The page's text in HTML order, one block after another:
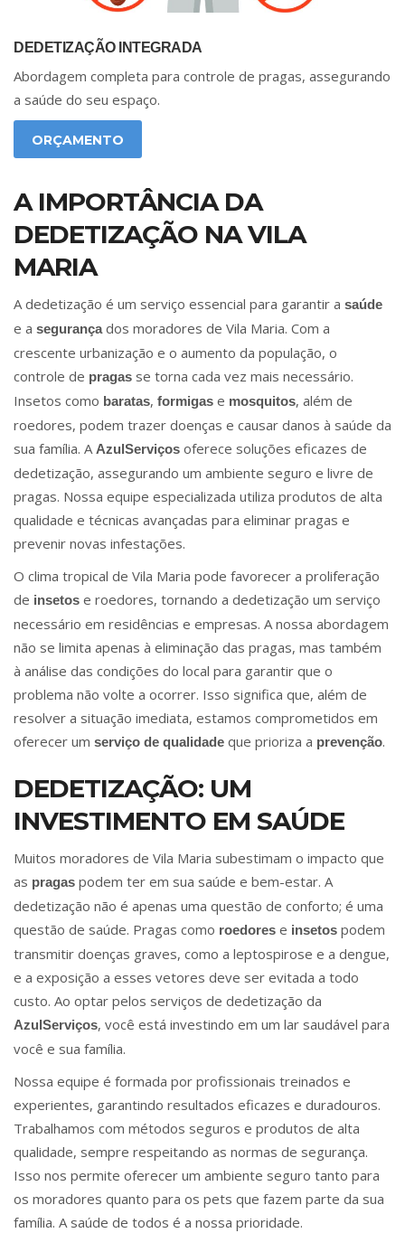
DEDETIZAÇÃO INTEGRADA
Abordagem completa para controle de pragas, assegurando
a saúde do seu espaço.
ORÇAMENTO
A IMPORTÂNCIA DA
DEDETIZAÇÃO NA VILA
MARIA
A dedetização é um serviço essencial para garantir a saúde
e a segurançados moradores de Vila Maria. Com a
crescente urbanização e o aumento da população, o
controle de pragas se torna cada vez mais necessário.
Insetos como baratas, formigas e mosquitos, além de
roedores, podem trazer doenças e causar danos à saúde da
sua família. A AzulServiços oferece soluções eficazes de
dedetização, assegurando um ambiente seguro e livre de
pragas. Nossa equipe especializada utiliza produtos de alta
qualidade e técnicas avançadas para eliminar pragas e
prevenir novas infestações.
O clima tropical de Vila Maria pode favorecer a proliferação
de insetos e roedores, tornando a dedetização um serviço
necessário em residências e empresas. A nossa abordagem
não se limita apenas à eliminação das pragas, mas também
à análise das condições do local para garantir que o
problema não volte a ocorrer. Isso significa que, além de
resolver a situação imediata, estamos comprometidos em
oferecer um serviço de qualidade que prioriza a prevenção.
DEDETIZAÇÃO: UM
INVESTIMENTO EM SAÚDE
Muitos moradores de Vila Maria subestimam o impacto que
as pragas podem ter em sua saúde e bem-estar. A
dedetização não é apenas uma questão de conforto; é uma
questão de saúde. Pragas como roedores e insetos podem
transmitir doenças graves, como a leptospirose e a dengue,
e a exposição a esses vetores deve ser evitada a todo
custo. Ao optar pelos serviços de dedetização da
AzulServiços, você está investindo em um lar saudável para
você e sua família.
Nossa equipe é formada por profissionais treinados e
experientes, garantindo resultados eficazes e duradouros.
Trabalhamos com métodos seguros e produtos de alta
qualidade, sempre respeitando as normas de segurança.
Isso nos permite oferecer um ambiente seguro tanto para
os moradores quanto para os pets que fazem parte da sua
família. A saúde de todos é a nossa prioridade.